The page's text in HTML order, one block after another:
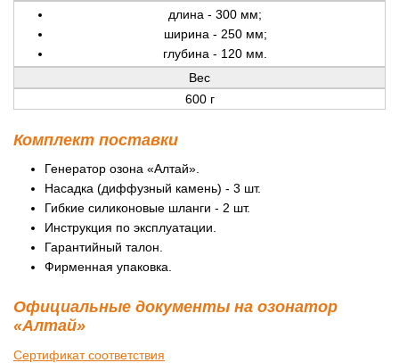
длина - 300 мм;
ширина - 250 мм;
глубина - 120 мм.
Вес
600 г
Комплект поставки
Генератор озона «Алтай».
Насадка (диффузный камень) - 3 шт.
Гибкие силиконовые шланги - 2 шт.
Инструкция по эксплуатации.
Гарантийный талон.
Фирменная упаковка.
Официальные документы на озонатор
«Алтай»
Сертификат соответствия